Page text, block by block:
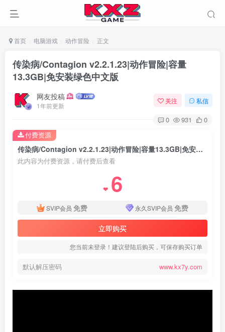
首页 电脑游戏 动作冒险 正文
传染病/Contagion v2.2.1.23|动作冒险|容量
13.3GB|免安装绿色中文版
网友投稿
1年前更新
关注 私信
0 931 0
传染病/Contagion v2.2.1.23|动作冒险|容量13.3GB|免安装绿色中文版
此内容为付费资源，请付费后查看
❤ 6
SVIP会员 免费 永久SVIP会员 免费
立即购买
您当前未登录！建议登陆后购买，可保存购买订单
默认解压密码 www.kx7y.com
付费资源